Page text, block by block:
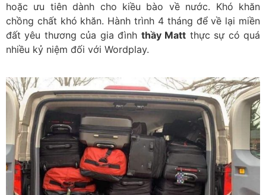
hoặc ưu tiên dành cho kiều bào về nước. Khó khăn
chồng chất khó khăn. Hành trình 4 tháng để về lại miền
đất yêu thương của gia đình thầy Matt thực sự có quá
nhiều kỷ niệm đối với Wordplay.